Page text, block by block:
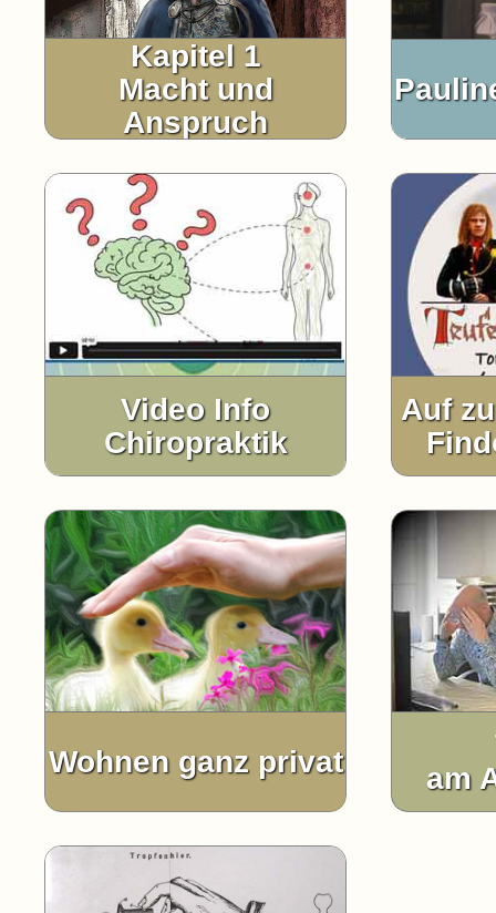
Kapitel 1
Macht und
Anspruch
Video Info
Chiropraktik
Auf
Wohnen ganz privat
am